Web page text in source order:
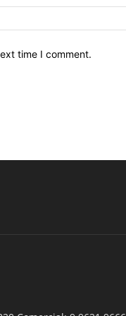
time I comment.